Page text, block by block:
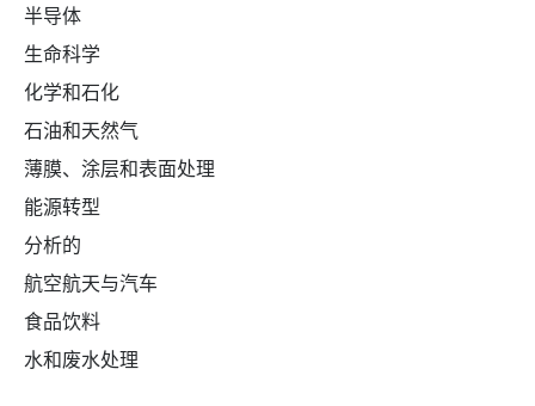
半导体
生命科学
化学和石化
石油和天然气
薄膜、涂层和表面处理
能源转型
分析的
航空航天与汽车
食品饮料
水和废水处理